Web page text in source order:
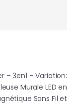
– 3en1 – Variation:
Murale LED en
Sans Fil et